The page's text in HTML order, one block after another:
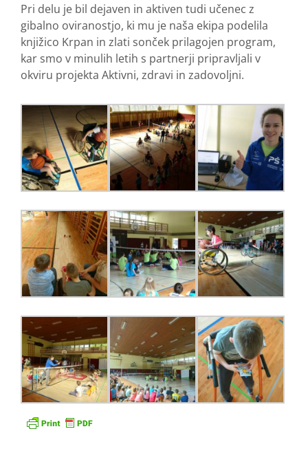
Pri delu je bil dejaven in aktiven tudi učenec z
gibalno oviranostjo, ki mu je naša ekipa podelila
knjižico Krpan in zlati sonček prilagojen program,
kar smo v minulih letih s partnerji pripravljali v
okviru projekta Aktivni, zdravi in zadovoljni.